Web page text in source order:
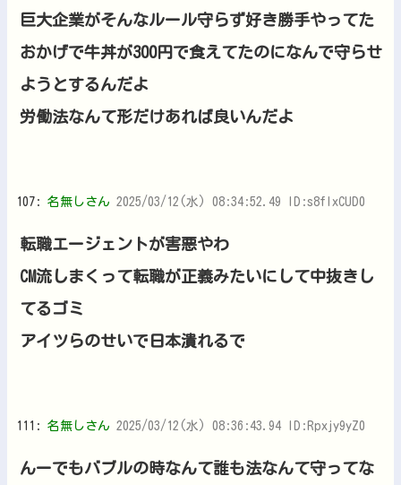
巨大企業がそんなルール守らず好き勝手やってた
おかげで牛丼が300円で食えてたのになんで守らせ
ようとするんだよ
労働法なんて形だけあれば良いんだよ
107: 名無しさん 2025/03/12(水) 08:34:52.49 ID:s8flxCUD0
転職エージェントが害悪やわ
CM流しまくって転職が正義みたいにして中抜きし
てるゴミ
アイツらのせいで日本潰れるで
111: 名無しさん 2025/03/12(水) 08:36:43.94 ID:Rpxjy9yZ0
んーでもバブルの時なんて誰も法なんて守ってな